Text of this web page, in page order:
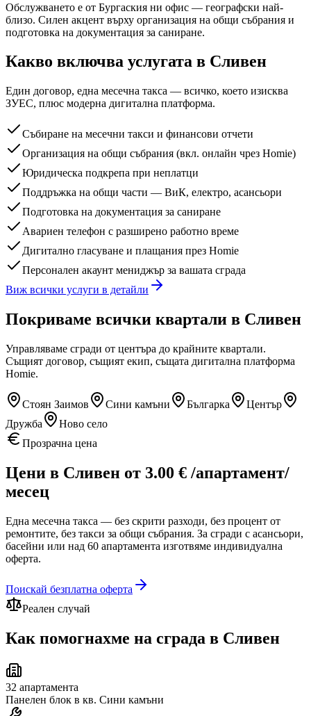
Обслужването е от Бургаския ни офис — географски най-
близо. Силен акцент върху организация на общи събрания и
подготовка на документация за саниране.
Какво включва услугата в Сливен
Един договор, една месечна такса — всичко, което изисква
ЗУЕС, плюс модерна дигитална платформа.
Събиране на месечни такси и финансови отчети
Организация на общи събрания (вкл. онлайн чрез Homie)
Юридическа подкрепа при неплатци
Поддръжка на общи части — ВиК, електро, асансьори
Подготовка на документация за саниране
Авариен телефон с разширено работно време
Дигитално гласуване и плащания през Homie
Персонален акаунт мениджър за вашата сграда
Виж всички услуги в детайли
Покриваме всички квартали в Сливен
Управляваме сгради от центъра до крайните квартали.
Същият договор, същият екип, същата дигитална платформа
Homie.
Стоян Заимов Сини камъни Българка
Център
Дружба
Ново село
Прозрачна цена
Цени в Сливен от 3.00 € /апартамент/
месец
Една месечна такса — без скрити разходи, без процент от
ремонтите, без такси за общи събрания. За сгради с асансьори,
басейни или над 60 апартамента изготвяме индивидуална
оферта.
Поискай безплатна оферта
Реален случай
Как помогнахме на сграда в Сливен
32 апартамента
Панелен блок в кв. Сини камъни